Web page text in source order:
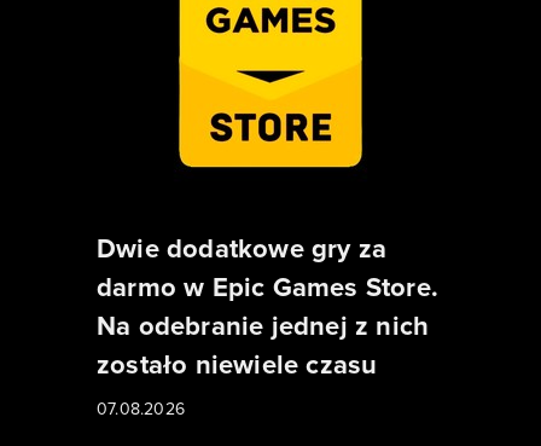
Dwie dodatkowe gry za
darmo w Epic Games Store.
Na odebranie jednej z nich
zostało niewiele czasu
07.08.2026